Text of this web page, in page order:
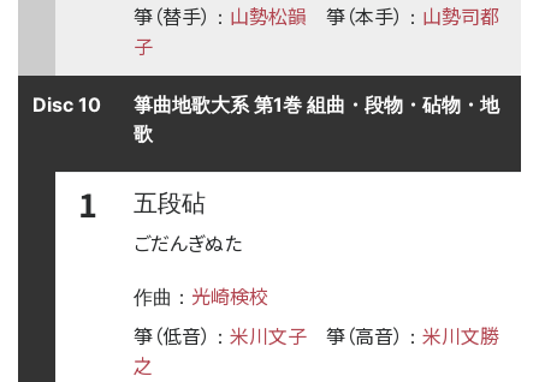
箏（替手） ： 山勢松韻 箏（本手） ： 山勢司都
子
Disc 10
箏曲地歌大系 第1巻 組曲・段物・砧物・地
歌
1
五段砧
ごだんぎぬた
作曲： 光崎検校
箏（低音） ： 米川文子 箏（高音） ： 米川文勝
之